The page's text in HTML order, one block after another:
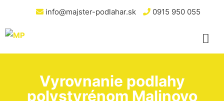
info@majster-podlahar.sk 0915 950 055
Vyrovnanie podlahy
polystyrénom Malinovo